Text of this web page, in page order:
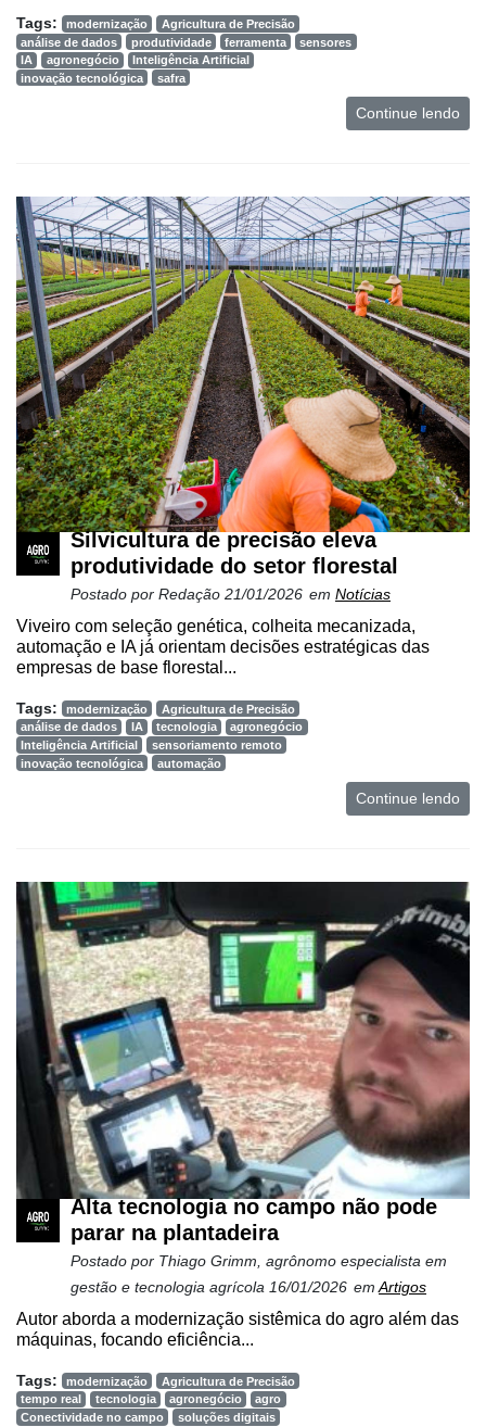
Tags: modernização
Agricultura de Precisão
análise de dados
produtividade ferramenta
sensores
IA
agronegócio
Inteligência Artificial
inovação tecnológica
safra
Continue lendo
Silvicultura de precisão eleva
produtividade do setor florestal
Postado por Redação 21/01/2026 em Notícias
Viveiro com seleção genética, colheita mecanizada,
automação e IA já orientam decisões estratégicas das
empresas de base florestal...
Tags: modernização
Agricultura de Precisão
análise de dados
IA tecnologia
agronegócio
Inteligência Artificial
sensoriamento remoto
inovação tecnológica
automação
Continue lendo
Alta tecnologia no campo não pode
parar na plantadeira
Postado por Thiago Grimm, agrônomo especialista em
gestão e tecnologia agrícola 16/01/2026 em Artigos
Autor aborda a modernização sistêmica do agro além das
máquinas, focando eficiência...
Tags: modernização
Agricultura de Precisão
tempo real
tecnologia agronegócio
agro
Conectividade no campo
soluções digitais